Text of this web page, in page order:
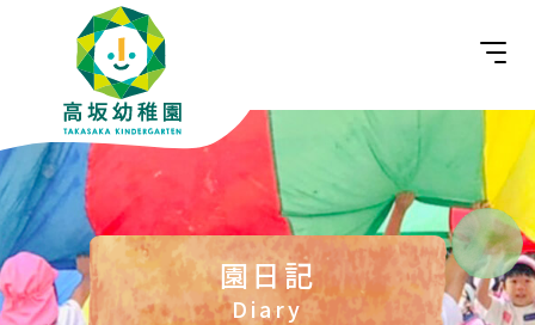
園日記
Diary